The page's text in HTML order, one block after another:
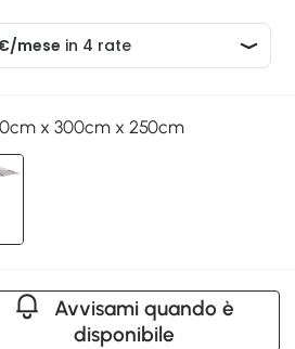
x 300cm x 250cm
Avvisami quando è
disponibile